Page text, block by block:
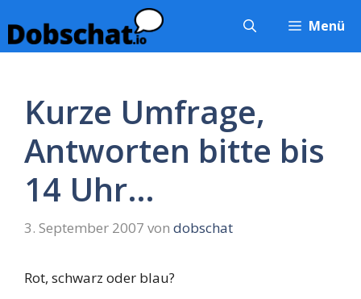
Inhalt
springen
Menü
Kurze Umfrage,
Antworten bitte bis
14 Uhr…
3. September 2007 von dobschat
Rot, schwarz oder blau?